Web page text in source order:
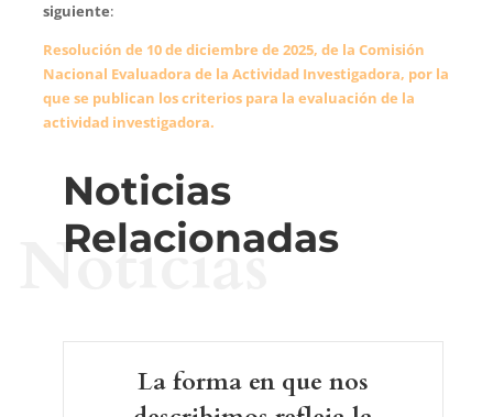
siguiente:
Resolución de 10 de diciembre de 2025, de la Comisión
Nacional Evaluadora de la Actividad Investigadora, por la
que se publican los criterios para la evaluación de la
actividad investigadora.
Noticias
Relacionadas
Noticias
La forma en que nos